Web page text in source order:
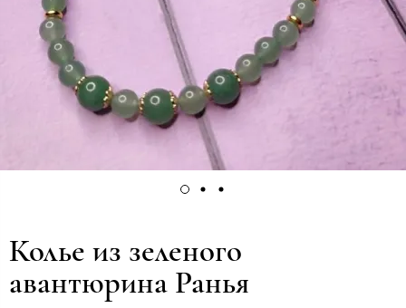
Колье из зеленого
авантюрина Ранья